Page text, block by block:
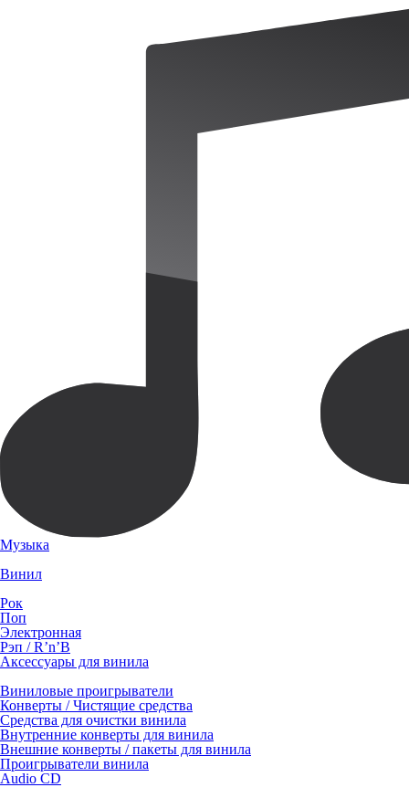
Музыка
Винил
Рок
Поп
Электронная
Рэп / R’n’B
Аксессуары для винила
Виниловые проигрыватели
Конверты / Чистящие средства
Средства для очистки винила
Внутренние конверты для винила
Внешние конверты / пакеты для винила
Проигрыватели винила
Audio CD